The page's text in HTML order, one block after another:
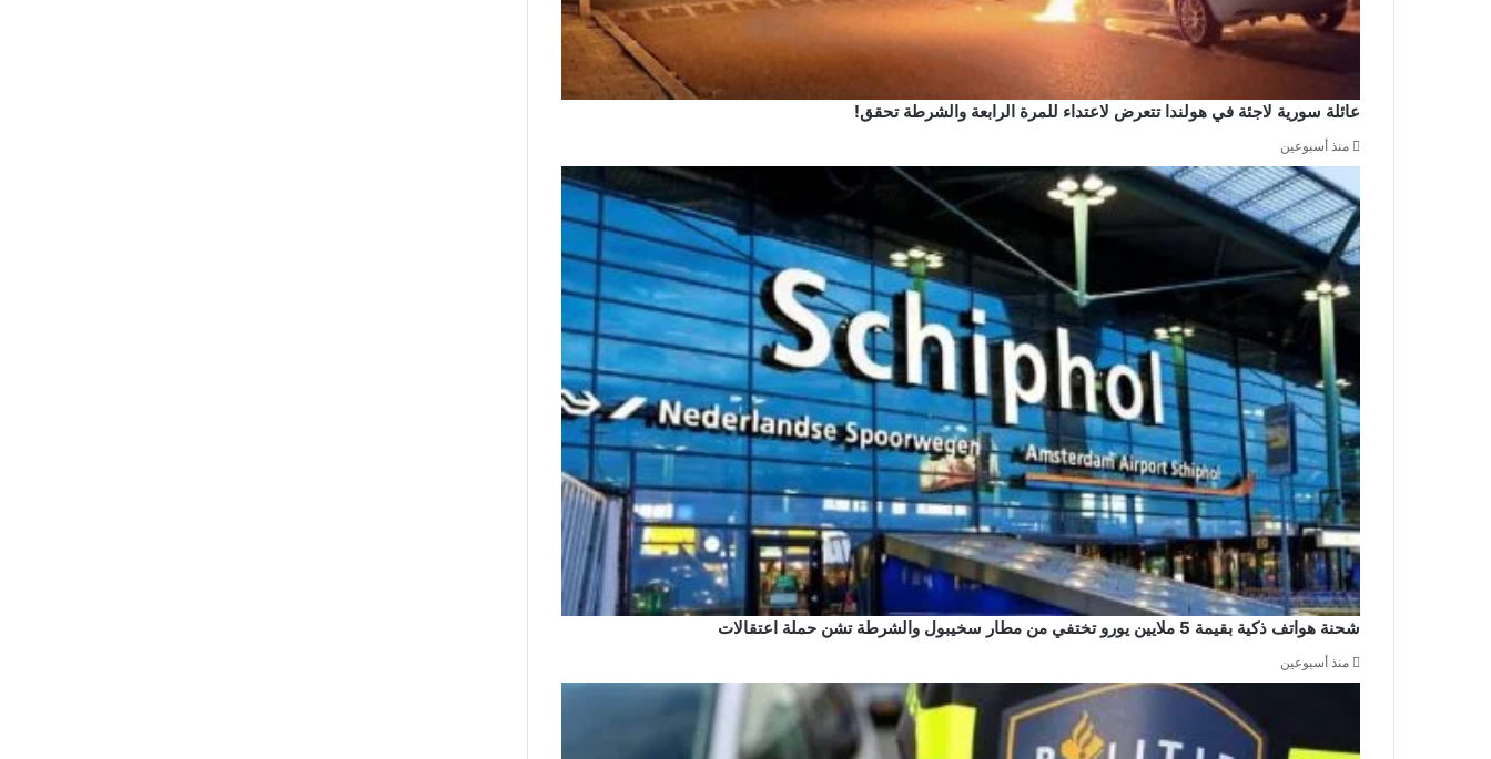
عائلة سورية لاجئة في هولندا تتعرض لاعتداء للمرة الرابعة والشرطة تحقق!
منذ أسبوعين
شحنة هواتف ذكية بقيمة 5 ملايين يورو تختفي من مطار سخيبول والشرطة تشن حملة اعتقالات
منذ أسبوعين